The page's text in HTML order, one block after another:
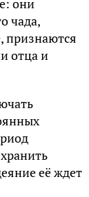
они
чада,
признаются
отца и
её ждет